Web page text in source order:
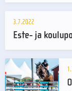
3.7.2022
Este- ja